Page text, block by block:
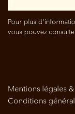
Pour plus
vous pouvez
Mentions légales
Conditions